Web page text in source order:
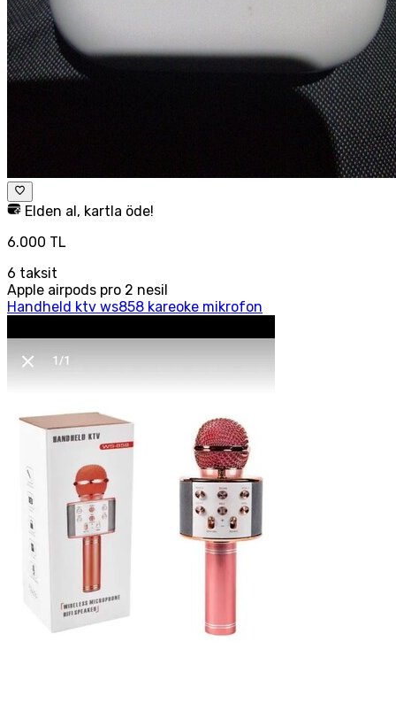
Elden al, kartla öde!
6.000 TL
6 taksit
Apple airpods pro 2 nesil
Handheld ktv ws858 kareoke mikrofon